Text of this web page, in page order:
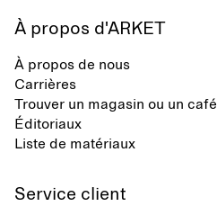
À propos d'ARKET
À propos de nous
Carrières
Trouver un magasin ou un café
Éditoriaux
Liste de matériaux
Service client